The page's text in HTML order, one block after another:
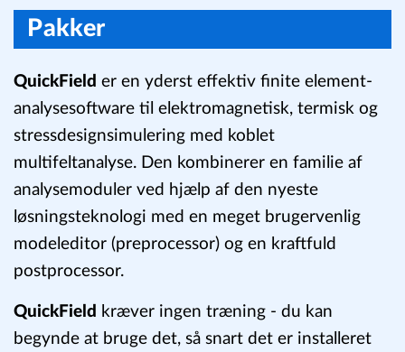
QuickFielder en yderst effektiv finite element-
analysesoftware til elektromagnetisk, termisk og
stressdesignsimulering med koblet
multifeltanalyse. Den kombinerer en familie af
analysemoduler ved hjælp af den nyeste
løsningsteknologi med en meget brugervenlig
postprocessor.